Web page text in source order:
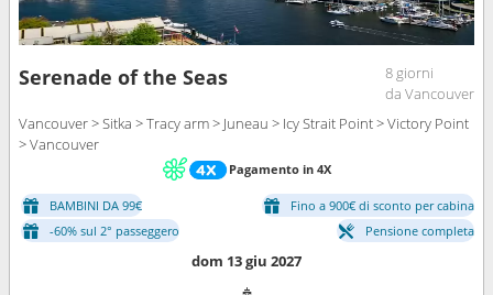
Serenade of the Seas
8 giorni
da Vancouver
Vancouver > Sitka > Tracy arm > Juneau > Icy Strait Point > Victory Point
> Vancouver
Pagamento in 4X
BAMBINI DA 99€
Fino a 900€ di sconto per cabina
-60% sul 2° passeggero
Pensione completa
dom 13 giu 2027